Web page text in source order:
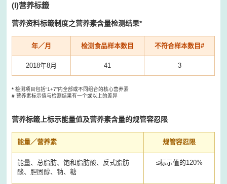
(I)营养标籤
营养资料标籤制度之营养素含量检测结果*
年／月 检测食品样本数目 不符合样本数目#
2018年8月 41 3
* 检测项目包括“1+7”内全部或不同组合的核心营养素
# 营养素标示值与检测结果有一个或以上的差异
营养标籤上标示能量值及营养素含量的规管容忍限
能量／营养素 规管容忍限
能量、总脂肪、饱和脂肪酸、反式脂肪
酸、胆固醇、钠、糖
≤标示值的120%